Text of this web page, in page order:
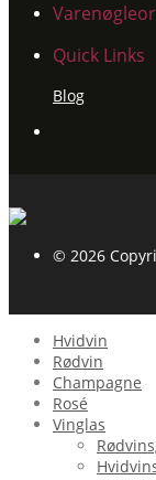
Quick Links
Blog
© 2026
Hvidvin
Rødvin
Champagne
Rosé
Vinglas